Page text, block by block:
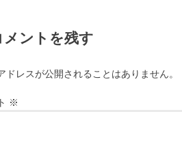
メントを残す
ドレスが公開されることはありません。
※